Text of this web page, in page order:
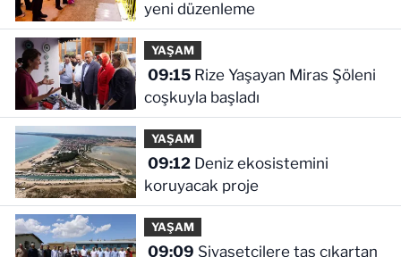
yeni düzenleme
YAŞAM
09:15Rize Yaşayan Miras Şöleni
coşkuyla başladı
YAŞAM
09:12Deniz ekosistemini
koruyacak proje
YAŞAM
09:09